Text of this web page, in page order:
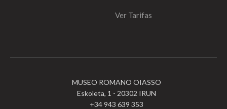
Ver Tarifas
MUSEO ROMANO OIASSO
Eskoleta, 1 - 20302 IRUN
+34 943 639 353